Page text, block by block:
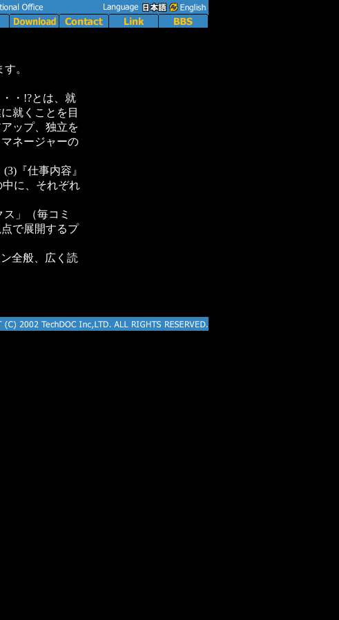
。
・!?とは、就
就くことを目
ップ、独立を
ネージャーの
『仕事内容』
に、それぞれ
」（毎コミ
で展開するプ
全般、広く読